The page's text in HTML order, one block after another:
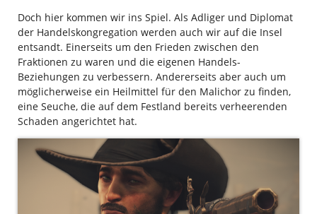
Doch hier kommen wir ins Spiel. Als Adliger und Diplomat
der Handelskongregation werden auch wir auf die Insel
entsandt. Einerseits um den Frieden zwischen den
Fraktionen zu waren und die eigenen Handels-
Beziehungen zu verbessern. Andererseits aber auch um
möglicherweise ein Heilmittel für den Malichor zu finden,
eine Seuche, die auf dem Festland bereits verheerenden
Schaden angerichtet hat.